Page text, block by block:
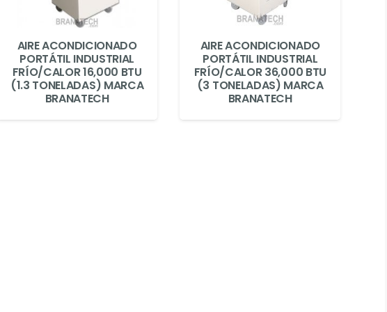
AIRE ACONDICIONADO
PORTÁTIL INDUSTRIAL
FRÍO/CALOR 16,000 BTU
(1.3 TONELADAS) MARCA
BRANATECH
AIRE ACONDICIONADO
PORTÁTIL INDUSTRIAL
FRÍO/CALOR 36,000 BTU
(3 TONELADAS) MARCA
BRANATECH